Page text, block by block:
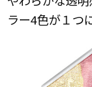
ラー4色が１つ